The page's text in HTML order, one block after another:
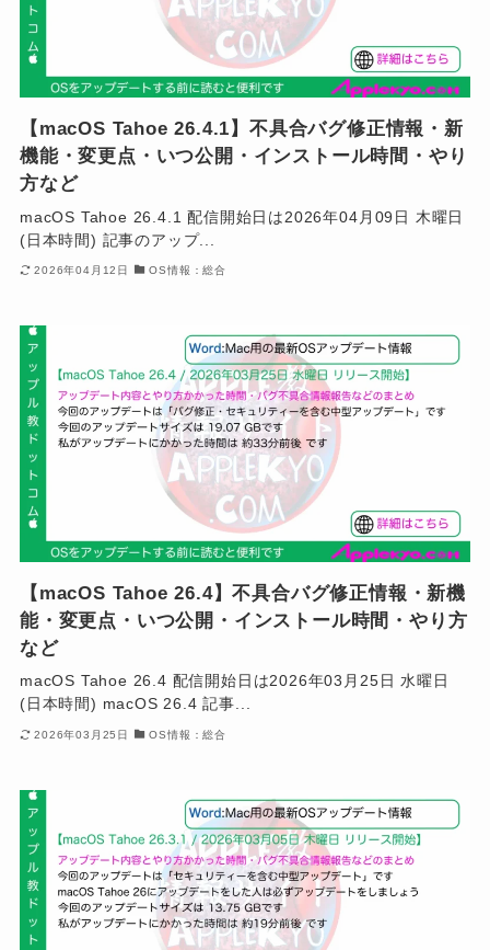
【macOS Tahoe 26.4.1】不具合バグ修正情報・新
機能・変更点・いつ公開・インストール時間・やり
方など
macOS Tahoe 26.4.1 配信開始日は2026年04月09日 木曜日
(日本時間) 記事のアップ...
2026年04月12日 OS情報：総合
【macOS Tahoe 26.4】不具合バグ修正情報・新機
能・変更点・いつ公開・インストール時間・やり方
など
macOS Tahoe 26.4 配信開始日は2026年03月25日 水曜日
(日本時間) macOS 26.4 記事...
2026年03月25日 OS情報：総合